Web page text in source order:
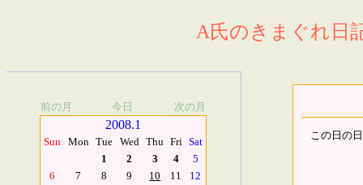
A氏のきまぐれ日
前の月 今日 次の月
2008.1
Sun Mon Tue Wed Thu Fri Sat
1
2 3 4
5
6
7 8 9 10 11
12
この日の